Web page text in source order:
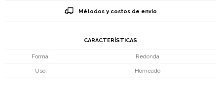
Métodos y costos de envío
CARACTERÍSTICAS
Forma Redonda
Uso Horneado